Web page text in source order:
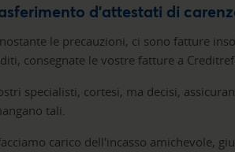
d'attestati di
le precauzioni, ci sono fatture
consegnate le vostre fatture a
specialisti, cortesi, ma decisi,
tali.
carico dell'incasso amichevole,